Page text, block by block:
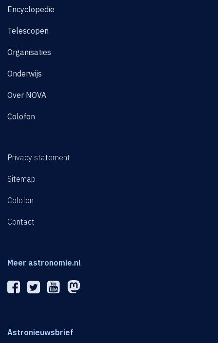
Encyclopedie
Telescopen
Organisaties
Onderwijs
Over NOVA
Colofon
Privacy statement
Sitemap
Colofon
Contact
Meer astronomie.nl
Astronieuwsbrief